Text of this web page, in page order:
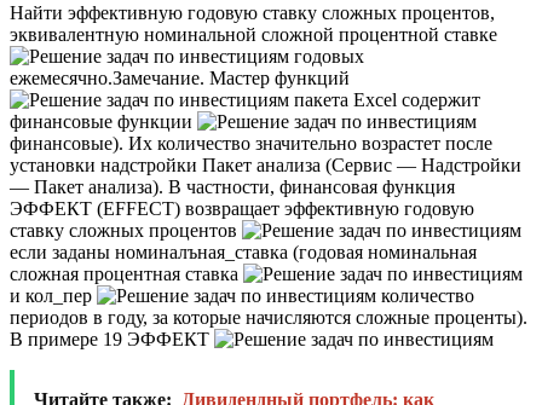
Найти эффективную годовую ставку сложных процентов,
эквивалентную номинальной сложной процентной ставке
годовых
ежемесячно.Замечание. Мастер функций
пакета Excel содержит
финансовые функции
финансовые). Их количество значительно возрастет после
установки надстройки Пакет анализа (Сервис — Надстройки
— Пакет анализа). В частности, финансовая функция
ЭФФЕКТ (EFFECT) возвращает эффективную годовую
ставку сложных процентов
если заданы номиналъная_ставка (годовая номинальная
сложная процентная ставка
и кол_пер
количество
периодов в году, за которые начисляются сложные проценты).
В примере 19 ЭФФЕКТ
Читайте также:
Дивидендный портфель: как